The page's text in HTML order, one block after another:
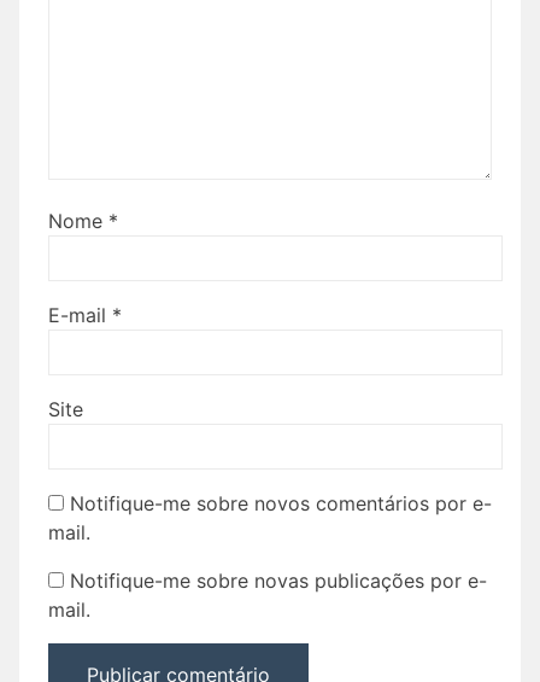
Nome *
E-mail *
Site
Notifique-me sobre novos comentários por e-
mail.
Notifique-me sobre novas publicações por e-
mail.